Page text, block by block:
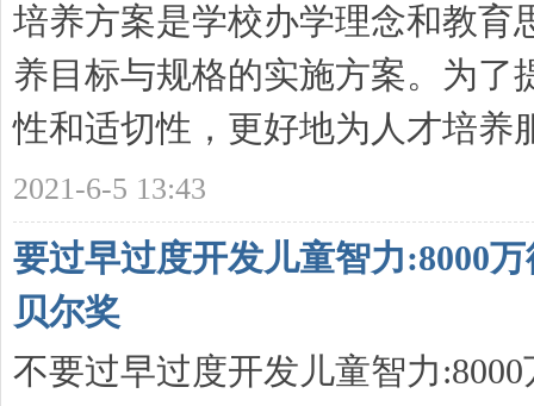
培养方案是学校办学理念和教育
养目标与规格的实施方案。为了
性和适切性，更好地为人才培养
2021-6-5 13:43
要过早过度开发儿童智力:8000
贝尔奖
不要过早过度开发儿童智力